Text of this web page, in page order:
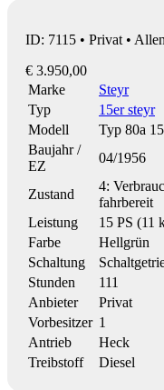
ID: 7115 • Privat •
€ 3.950,00
Marke
Steyr
Typ
15er steyr
Modell
Typ 80a
Baujahr /
EZ
04/1956
Zustand
4:
fahrbereit
Leistung
15 PS (11
Farbe
Hellgrün
Schaltung
Stunden
111
Anbieter
Privat
Vorbesitzer 1
Antrieb
Heck
Treibstoff
Diesel